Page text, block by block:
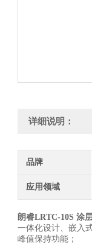
详细说明：
品牌
应用领域
朗睿LRTC-10S 涂
一体化设计、嵌入
峰值保持功能；